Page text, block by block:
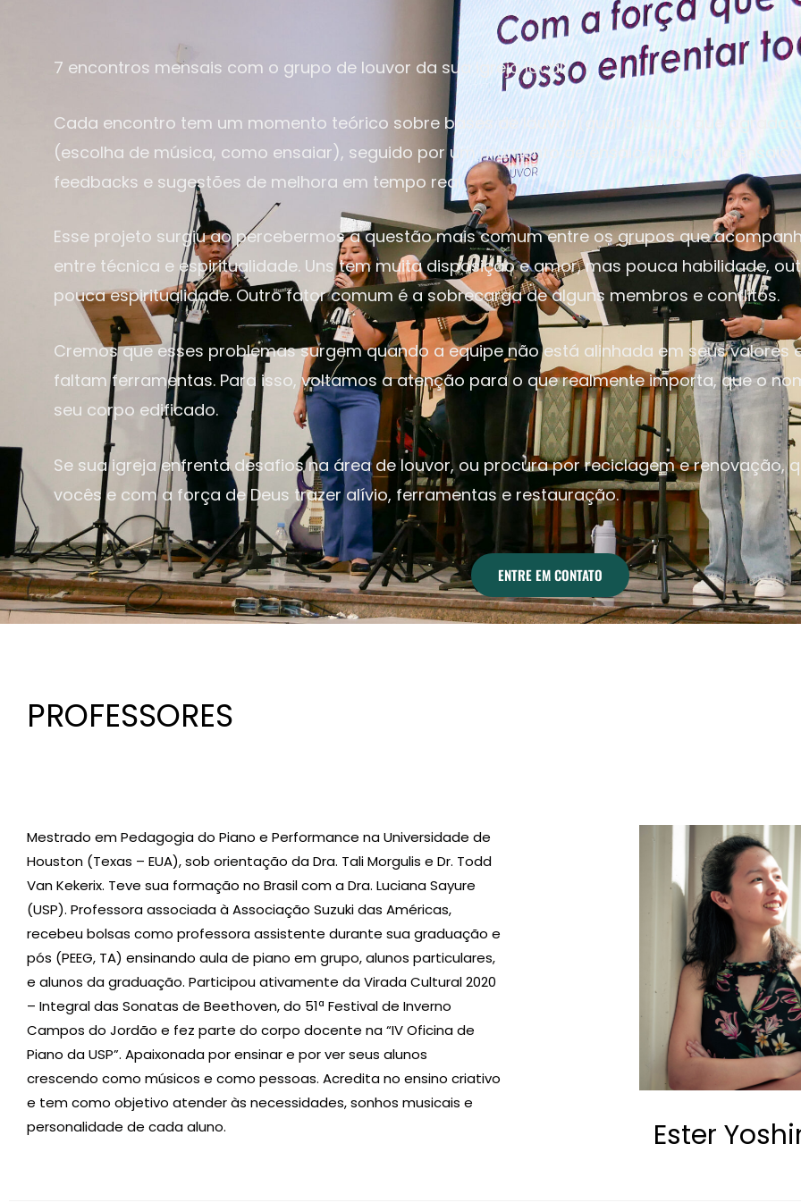
7 encontros mensais com o grupo de louvor da sua igreja local.
Cada encontro tem um momento teórico sobre bases de louvor (qual o louvor que agrada
(escolha de música, como ensaiar), seguido por um momento de ensaio guiado. No
feedbacks e sugestões de melhora em tempo real.
Esse projeto surgiu ao percebermos a questão mais comum entre os grupos que
entre técnica e espiritualidade. Uns tem muita disposição e amor, mas pouca habilidade,
pouca espiritualidade.Outro fator comum é a sobrecarga de alguns membros e conflitos.
Cremos que esses problemas surgem quando a equipe não está alinhada em seus valores
faltam ferramentas. Para isso, voltamos a atenção para o que realmente importa, que o
seu corpo edificado.
Se sua igreja enfrenta desafios na área de louvor, ou procura por reciclagem e renovação,
vocês e com a força de Deus trazer alívio, ferramentas e restauração.
ENTRE EM CONTATO
PROFESSORES
Mestrado em Pedagogia do Piano e Performance na Universidade de
Houston (Texas – EUA), sob orientação da Dra. Tali Morgulis e Dr. Todd
Van Kekerix. Teve sua formação no Brasil com a Dra. Luciana Sayure
(USP). Professora associada à Associação Suzuki das Américas,
recebeu bolsas como professora assistente durante sua graduação e
pós (PEEG, TA) ensinando aula de piano em grupo, alunos particulares,
e alunos da graduação. Participou ativamente da Virada Cultural 2020
– Integral das Sonatas de Beethoven, do 51ª Festival de Inverno
Campos do Jordão e fez parte do corpo docente na “IV Oficina de
Piano da USP”. Apaixonada por ensinar e por ver seus alunos
crescendo como músicos e como pessoas. Acredita no ensino criativo
e tem como objetivo atender às necessidades, sonhos musicais e
personalidade de cada aluno.
Ester